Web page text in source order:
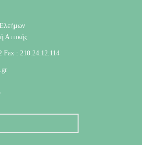
Αττικής
Fax : 210.24.12.114